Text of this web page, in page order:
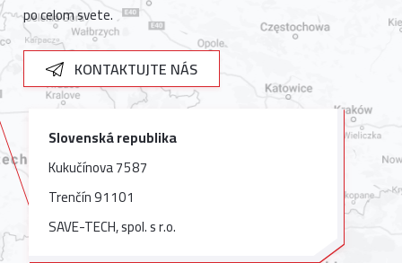
po celom svete.
KONTAKTUJTE NÁS
Slovenská republika
Kukučínova 7587
Trenčín 91101
SAVE-TECH, spol. s r.o.